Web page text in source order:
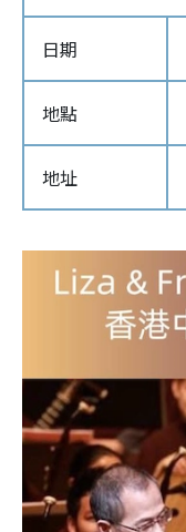
日期
地點
地址